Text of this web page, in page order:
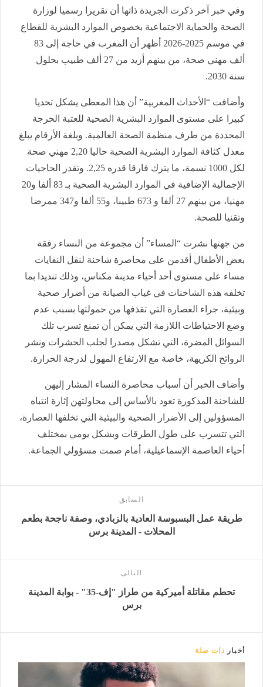
وفي خبر آخر ذكرت الجريدة ذاتها أن تقريرا رسميا لوزارة
الصحة والحماية الاجتماعية بخصوص الموارد البشرية للقطاع
في موسم 2025-2026 أظهر أن المغرب في حاجة إلى 83
ألف مهني صحة، من بينهم أزيد من 27 ألف طبيب بحلول
سنة 2030.
وأضافت “الأحداث المغربية” أن هذا المعطى يشكل تحديا
كبيرا على مستوى الموارد البشرية الصحية للعتبة الحرجة
المحددة من طرف منظمة الصحة العالمية. وبلغة الأرقام يبلغ
معدل كثافة الموارد البشرية الصحية حاليا 2,20 مهني صحة
لكل 1000 نسمة، ما يترك فارقا قدره 2,25. وتقدر الحاجيات
الإجمالية الإضافية في الموارد البشرية الصحية بـ 83 ألفا و20
مهنيا، من بينهم 27 ألفا و 673 طبيبا، و55 ألفا و347 ممرضا
وتقنيا للصحة.
من جهتها نشرت “المساء” أن مجموعة من النساء رفقة
بعض الأطفال أقدمن على محاصرة شاحنة لنقل النفايات
مساء على مستوى أحد أحياء مدينة مكناس، وذلك تنديدا بما
تخلفه هذه الشاحنات في غياب الصيانة من أضرار صحية
وبيئية، جراء العصارة التي تقذفها من حمولتها بسبب عدم
وضع الاحتياطات اللازمة التي يمكن أن تمنع تسرب تلك
السوائل المضرة، التي تشكل مصدرا لجلب الحشرات ونشر
الروائح الكريهة، خاصة مع الارتفاع المهول لدرجة الحرارة.
وأضاف الخبر أن أسباب محاصرة النساء المشار إليهن
للشاحنة المذكورة تعود بالأساس إلى محاولتهن إثارة انتباه
المسؤولين إلى الأضرار الصحية والبيئية التي تخلفها العصارة،
التي تتسرب على طول الطرقات وبشكل يومي بمختلف
أحياء العاصمة الإسماعيلية، أمام صمت مسؤولي الجماعة.
السابق
طريقة عمل البسبوسة العادية بالزبادي، وصفة ناجحة بطعم
المحلات - المدينة برس
التالى
تحطم مقاتلة أميركية من طراز "إف-35" - بوابة المدينة
برس
أخبار ذات صلة